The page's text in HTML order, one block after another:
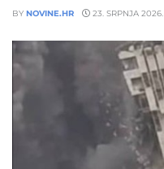
BY NOVINE.HR 23. SRPNJA 2026.